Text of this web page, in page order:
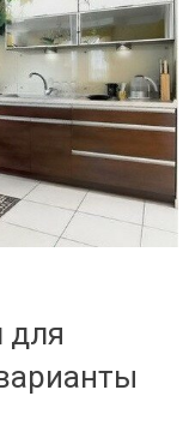
для